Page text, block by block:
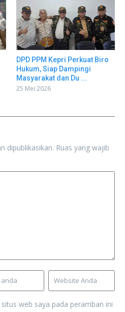
DPD PPM Kepri Perkuat Biro
Hukum, Siap Dampingi
Masyarakat dan Du ...
25 Mei 2026
dipublikasikan. Ruas yang wajib
web saya pada peramban ini